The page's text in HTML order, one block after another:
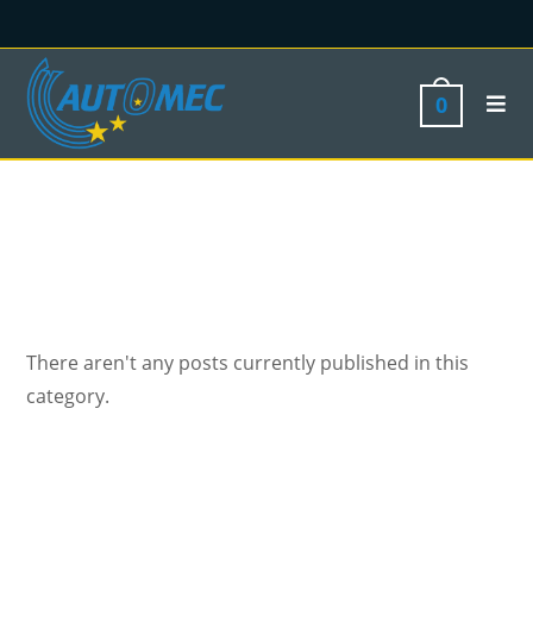
0
There aren't any posts currently published in this
category.